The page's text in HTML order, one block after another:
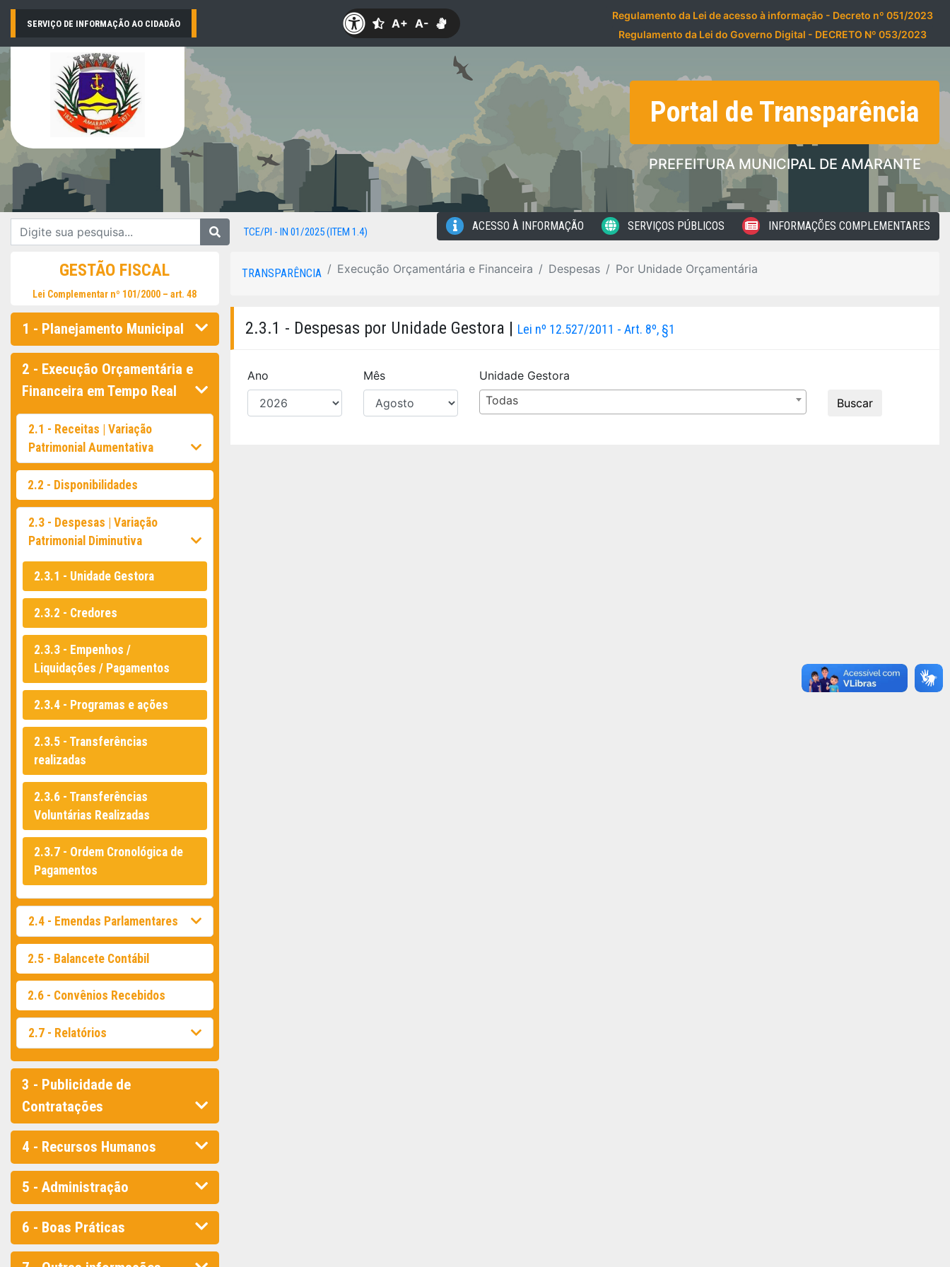
SERVIÇO DE INFORMAÇÃO AO CIDADÃO A+ A-
Regulamento da Lei de acesso à informação - Decreto nº 051/2023
Regulamento da Lei do Governo Digital - DECRETO Nº 053/2023
Portal de Transparência
PREFEITURA MUNICIPAL DE AMARANTE
TCE/PI - IN 01/2025 (ITEM 1.4) ACESSO À INFORMAÇÃO SERVIÇOS PÚBLICOS INFORMAÇÕES COMPLEMENTARES
GESTÃO FISCAL
Lei Complementar nº 101/2000 – art. 48
1 - Planejamento Municipal
2 - Execução Orçamentária e
Financeira em Tempo Real
2.1 - Receitas | Variação
Patrimonial Aumentativa
2.2 - Disponibilidades
2.3 - Despesas | Variação
Patrimonial Diminutiva
2.3.1 - Unidade Gestora
2.3.2 - Credores
2.3.3 - Empenhos /
Liquidações / Pagamentos
2.3.4 - Programas e ações
2.3.5 - Transferências
realizadas
2.3.6 - Transferências
Voluntárias Realizadas
2.3.7 - Ordem Cronológica de
Pagamentos
2.4 - Emendas Parlamentares
2.5 - Balancete Contábil
2.6 - Convênios Recebidos
2.7 - Relatórios
3 - Publicidade de
Contratações
4 - Recursos Humanos
5 - Administração
6 - Boas Práticas
TRANSPARÊNCIA Execução Orçamentária e Financeira Despesas Por Unidade Orçamentária
2.3.1 - Despesas por Unidade Gestora | Lei nº 12.527/2011 - Art. 8º, §1
Ano Mês
Unidade Gestora
Todas
Buscar